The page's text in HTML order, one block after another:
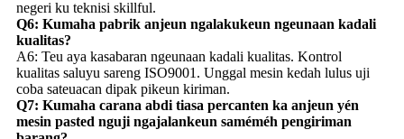
negeri ku teknisi skillful.
Q6: Kumaha pabrik anjeun ngalakukeun ngeunaan kadali
kualitas?
A6: Teu aya kasabaran ngeunaan kadali kualitas. Kontrol
kualitas saluyu sareng ISO9001. Unggal mesin kedah lulus uji
coba sateuacan dipak pikeun kiriman.
Q7: Kumaha carana abdi tiasa percanten ka anjeun yén
mesin pasted nguji ngajalankeun saméméh pengiriman